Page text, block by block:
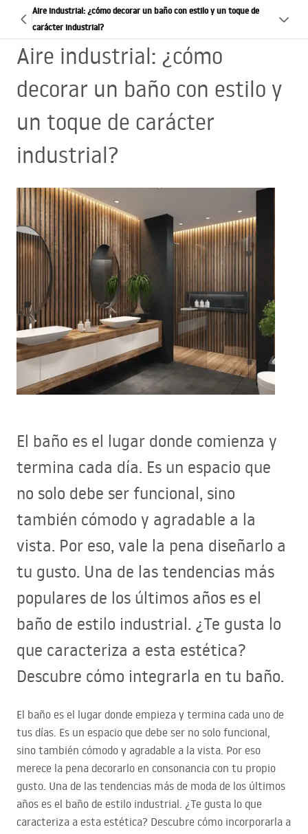
Aire industrial: ¿cómo decorar un baño con estilo y un toque de
carácter industrial?
Aire industrial: ¿cómo
decorar un baño con estilo y
un toque de carácter
industrial?
El baño es el lugar donde comienza y
termina cada día. Es un espacio que
no solo debe ser funcional, sino
también cómodo y agradable a la
vista. Por eso, vale la pena diseñarlo a
tu gusto. Una de las tendencias más
populares de los últimos años es el
baño de estilo industrial. ¿Te gusta lo
que caracteriza a esta estética?
Descubre cómo integrarla en tu baño.
El baño es el lugar donde empieza y termina cada uno de
tus días. Es un espacio que debe ser no solo funcional,
sino también cómodo y agradable a la vista. Por eso
merece la pena decorarlo en consonancia con tu propio
gusto. Una de las tendencias más de moda de los últimos
años es el baño de estilo industrial. ¿Te gusta lo que
caracteriza a esta estética? Descubre cómo incorporarla a